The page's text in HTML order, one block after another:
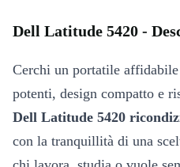
Dell Latitude 5420 -
Cerchi un portatile
potenti, design compatto e
Dell Latitude 5420
con la tranquillità di una